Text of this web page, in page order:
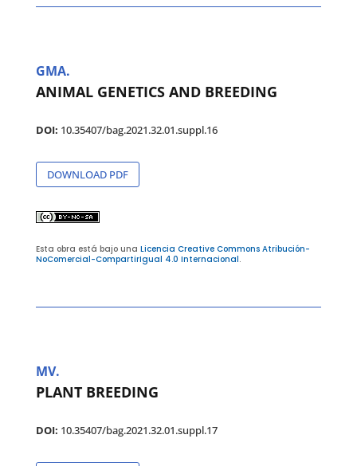
GMA.
ANIMAL GENETICS AND BREEDING
DOI: 10.35407/bag.2021.32.01.suppl.16
DOWNLOAD PDF
Esta obra está bajo una Licencia Creative Commons Atribución-
NoComercial-CompartirIgual 4.0 Internacional.
MV.
PLANT BREEDING
DOI: 10.35407/bag.2021.32.01.suppl.17